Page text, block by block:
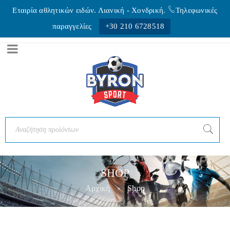
Εταιρία αθλητικών ειδών. Λιανική - Xονδρική.
Τηλεφωνικές
παραγγελίες
+30 210 6728518
SHOP
Αρχική › Shop